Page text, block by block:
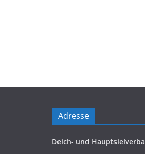
Adresse
Deich- und